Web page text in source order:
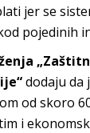
jer se
pojedinih
dodaju da
od skoro
i